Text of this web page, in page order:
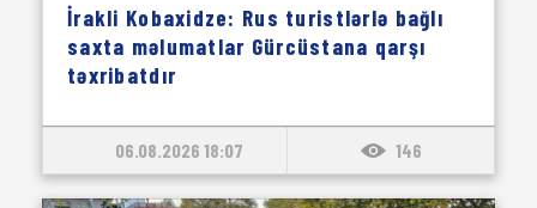
İrakli Kobaxidze: Rus turistlərlə bağlı
saxta məlumatlar Gürcüstana qarşı
təxribatdır
06.08.2026 18:07 146